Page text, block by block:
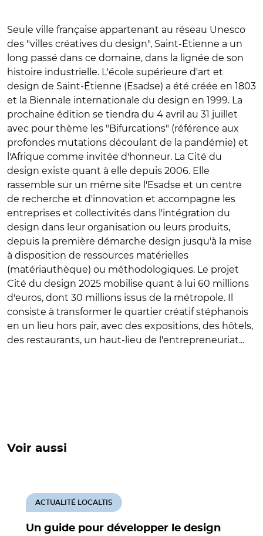
Seule ville française appartenant au réseau Unesco
des "villes créatives du design", Saint-Étienne a un
long passé dans ce domaine, dans la lignée de son
histoire industrielle. L'école supérieure d'art et
design de Saint-Étienne (Esadse) a été créée en 1803
et la Biennale internationale du design en 1999. La
prochaine édition se tiendra du 4 avril au 31 juillet
avec pour thème les "Bifurcations" (référence aux
profondes mutations découlant de la pandémie) et
l'Afrique comme invitée d'honneur. La Cité du
design existe quant à elle depuis 2006. Elle
rassemble sur un même site l'Esadse et un centre
de recherche et d'innovation et accompagne les
entreprises et collectivités dans l'intégration du
design dans leur organisation ou leurs produits,
depuis la première démarche design jusqu'à la mise
à disposition de ressources matérielles
(matériauthèque) ou méthodologiques. Le projet
Cité du design 2025 mobilise quant à lui 60 millions
d'euros, dont 30 millions issus de la métropole. Il
consiste à transformer le quartier créatif stéphanois
en un lieu hors pair, avec des expositions, des hôtels,
des restaurants, un haut-lieu de l'entrepreneuriat...
Voir aussi
Un guide pour développer le design
ACTUALITÉ LOCALTIS